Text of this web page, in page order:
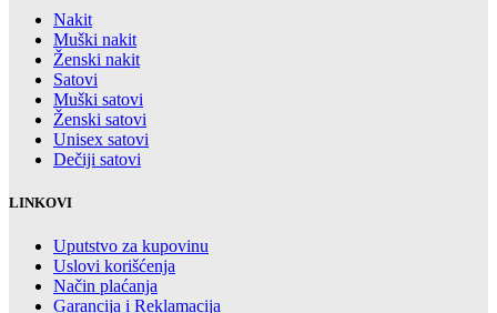
Nakit
Muški nakit
Ženski nakit
Satovi
Muški satovi
Ženski satovi
Unisex satovi
Dečiji satovi
LINKOVI
Uputstvo za kupovinu
Uslovi korišćenja
Način plaćanja
Garancija i Reklamacija